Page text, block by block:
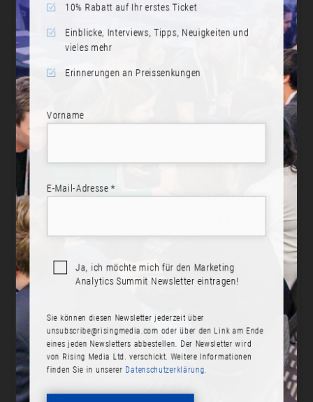
Datum:
Donnerstag, 16. November 2023
14:50
BEREIT ZUR TEILNAHME?
Jetzt anmelden! Schließen Sie sich Ihren Kollegen an.
JETZT ANMELDEN
PROGRAMM ANSEHEN
10% Rabatt auf Ihr erstes Ticket
Einblicke, Interviews, Tipps, Neuigkeiten und
vieles mehr
Erinnerungen an Preissenkungen
Vorname
E-Mail-Adresse *
Ja, ich möchte mich für den Marketing
Analytics Summit Newsletter eintragen!
Sie können diesen Newsletter jederzeit über
unsubscribe@risingmedia.com oder über den Link am Ende
eines jeden Newsletters abbestellen. Der Newsletter wird
von Rising Media Ltd. verschickt. Weitere Informationen
finden Sie in unserer Datenschutzerklärung.